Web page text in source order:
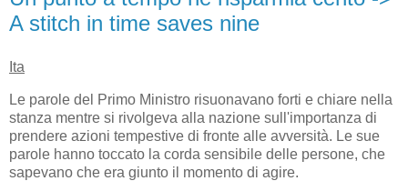
A stitch in time saves nine
Ita
Le parole del Primo Ministro risuonavano forti e chiare nella
stanza mentre si rivolgeva alla nazione sull'importanza di
prendere azioni tempestive di fronte alle avversità. Le sue
parole hanno toccato la corda sensibile delle persone, che
sapevano che era giunto il momento di agire.